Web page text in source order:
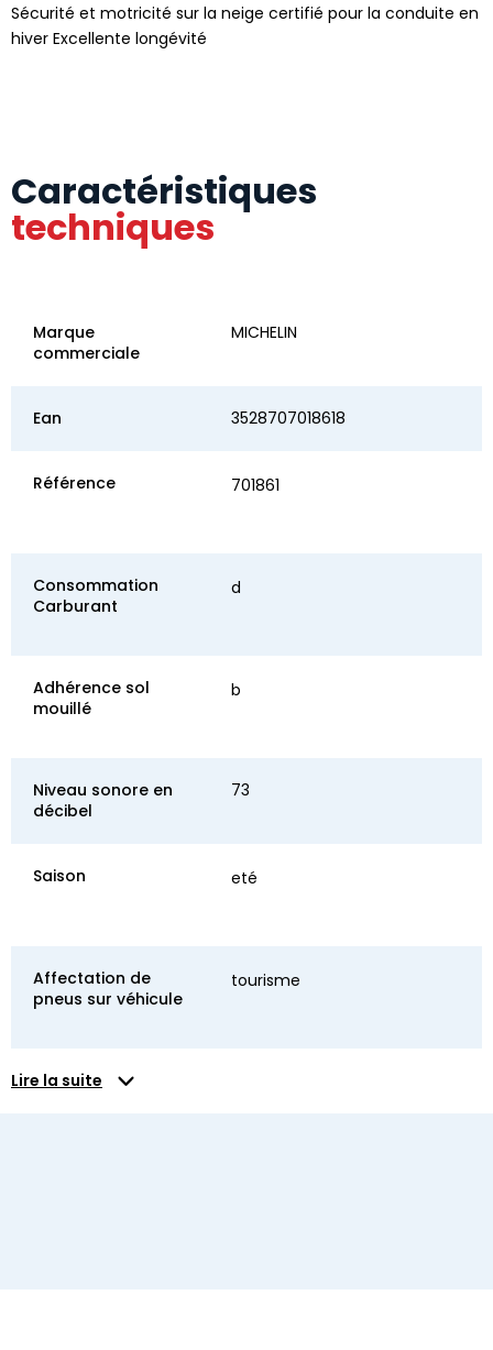
Sécurité et motricité sur la neige certifié pour la conduite en
hiver Excellente longévité
Caractéristiques
techniques
Marque
commerciale
MICHELIN
Ean 3528707018618
Référence 701861
Consommation
Carburant
d
Adhérence sol
mouillé
b
Niveau sonore en
décibel
73
Saison eté
Affectation de
pneus sur véhicule
tourisme
Lire la suite